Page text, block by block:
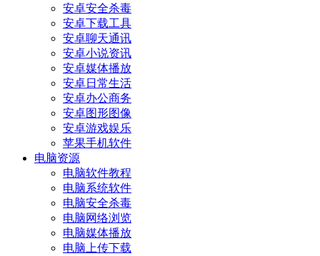
安卓安全杀毒
安卓下载工具
安卓聊天通讯
安卓小说资讯
安卓媒体播放
安卓日常生活
安卓办公商务
安卓图形图像
安卓游戏娱乐
苹果手机软件
电脑资源
电脑软件教程
电脑系统软件
电脑安全杀毒
电脑网络浏览
电脑媒体播放
电脑上传下载